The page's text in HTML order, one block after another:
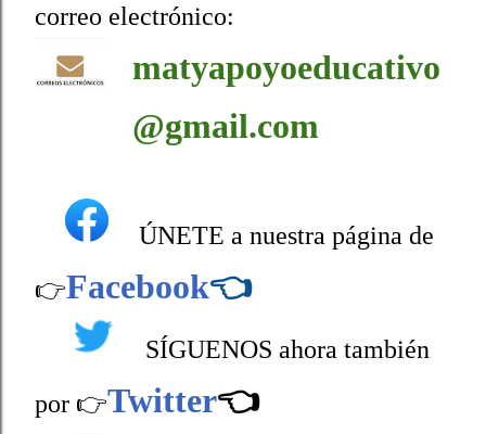
correo electrónico:
matyapoyoeducativo
@gmail.com
ÚNETE a nuestra página de
👉Facebook👈
SÍGUENOS ahora también
por 👉Twitter👈